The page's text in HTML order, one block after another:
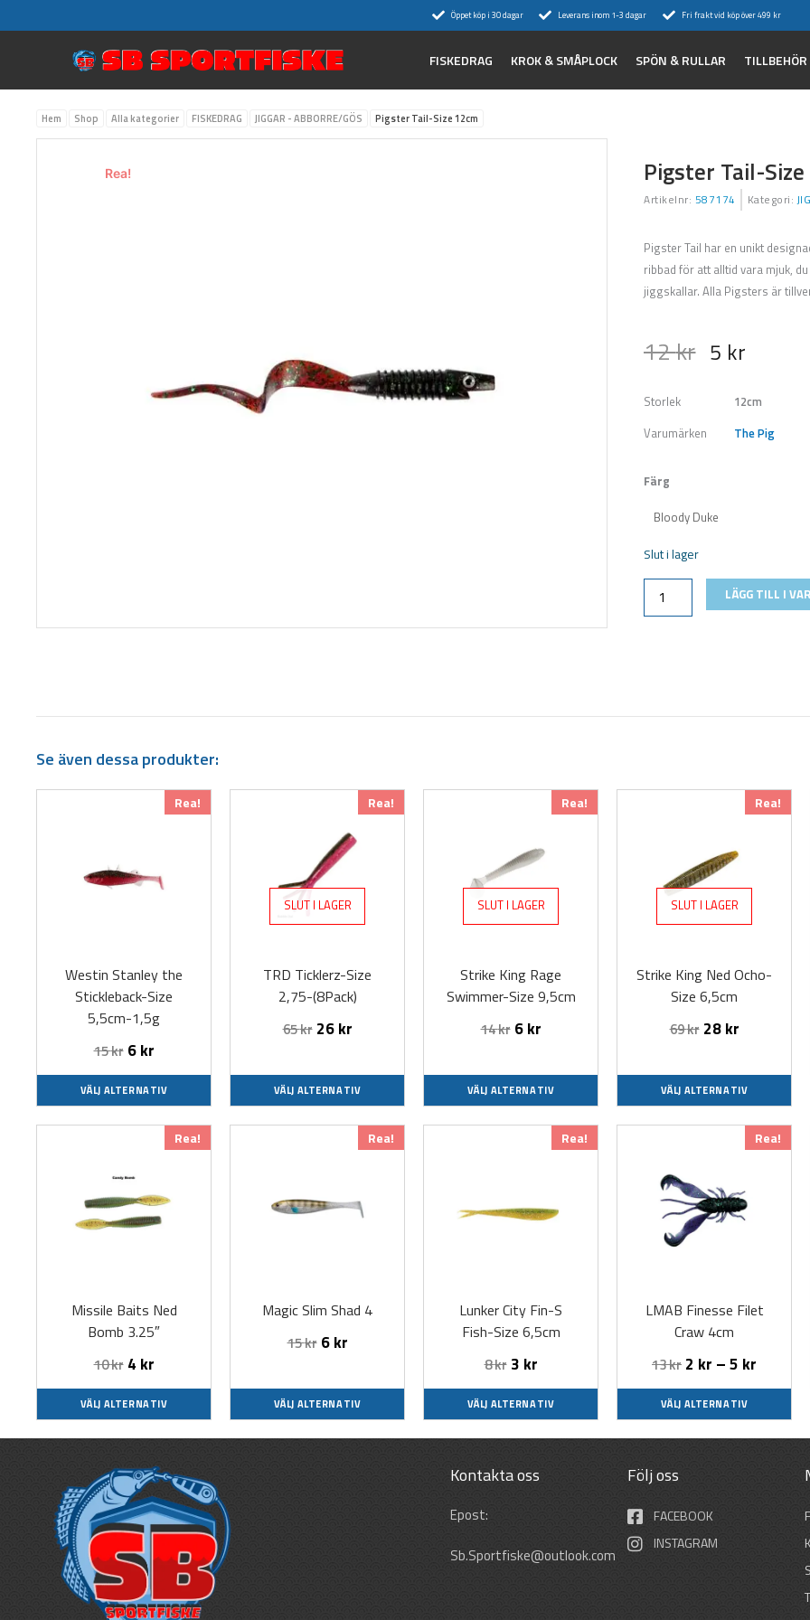
till
Öppet köp i 30 dagar Leverans inom 1-3 dagar Fri frakt vid köp över 499 kr
FISKEDRAG KROK & SMÅPLOCK SPÖN & RULLAR TILLBEHÖR
Hem Shop Alla kategorier FISKEDRAG JIGGAR - ABBORRE/GÖS Pigster Tail-Size 12cm
Rea! Pigster Tail-
Artikelnr: 587174 Kategori:
Pigster Tail har en unikt
ribbad för att alltid vara mjuk,
jiggskallar. Alla Pigsters är
12kr 5 kr
Storlek
12cm
Varumärken
The Pig
Färg
Slut i lager
Pigster
Size
mängd
LÄGG TILL I
Se även dessa produkter:
Rea!
Westin Stanley the
Stickleback-Size
5,5cm-1,5g
15kr 6kr
VÄLJ ALTERNATIV
flera
alternativen
kan
väljas
produktsidan
Rea!
SLUT I LAGER
TRD Ticklerz-Size
2,75-(8Pack)
65kr 26kr
VÄLJ ALTERNATIV
produkten
har
flera
varianter.
De
alternativen
kan
på
Rea!
SLUT I LAGER
Strike King Rage
Swimmer-Size 9,5cm
14kr 6kr
VÄLJ ALTERNATIV
har
flera
varianter.
De
alternativen
kan
på
Rea!
SLUT I LAGER
Strike King Ned Ocho-
Size 6,5cm
69kr 28kr
VÄLJ ALTERNATIV
har
flera
varianter.
De
alternativen
kan
på
Rea!
Missile Baits Ned
Bomb 3.25″
10kr 4 kr
VÄLJ ALTERNATIV
produkten
har
flera
alternativen
kan
på
Rea!
Magic Slim Shad 4
15kr 6kr
VÄLJ ALTERNATIV
har
alternativen
väljas
Rea!
Lunker City Fin-S
Fish-Size 6,5cm
8kr 3 kr
VÄLJ ALTERNATIV
flera
alternativen
kan
på
Rea!
LMAB Finesse Filet
Craw 4cm
13kr 2 kr –5 kr
VÄLJ ALTERNATIV
har
flera
alternativen
kan
på
Kontakta oss
Epost:
Sb.Sportfiske@outlook.com
Följ oss
FACEBOOK
INSTAGRAM